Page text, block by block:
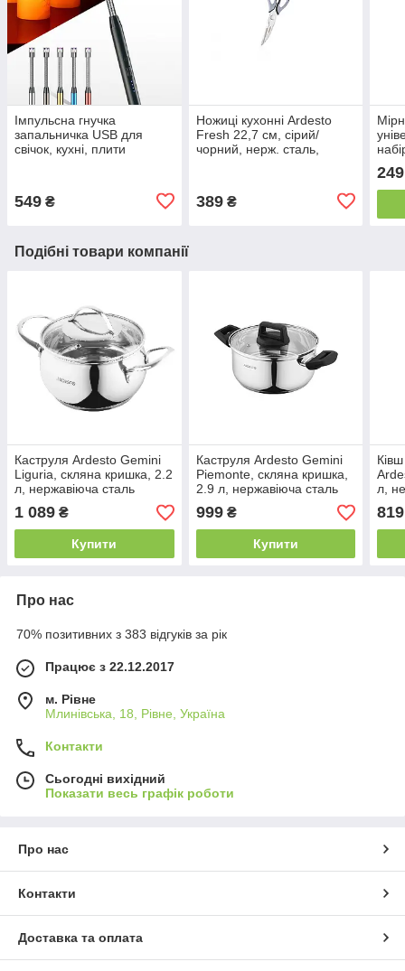
Імпульсна гнучка
запальничка USB для
свічок, кухні, плити
549 ₴
Ножиці кухонні Ardesto
Fresh 22,7 см, сірий/
чорний, нерж. сталь,
389₴
249
Подібні товари компанії
Каструля Ardesto Gemini
Liguria, скляна кришка, 2.2
л, нержавіюча сталь
1 089 ₴
Купити
Каструля Ardesto Gemini
Piemonte, скляна кришка,
2.9 л, нержавіюча сталь
999₴
Купити
л,
819
Про нас
70% позитивних з 383 відгуків за рік
Працює з 22.12.2017
м. Рівне
Млинівська, 18, Рівне, Україна
Контакти
Сьогодні вихідний
Показати весь графік роботи
Про нас
Контакти
Доставка та оплата